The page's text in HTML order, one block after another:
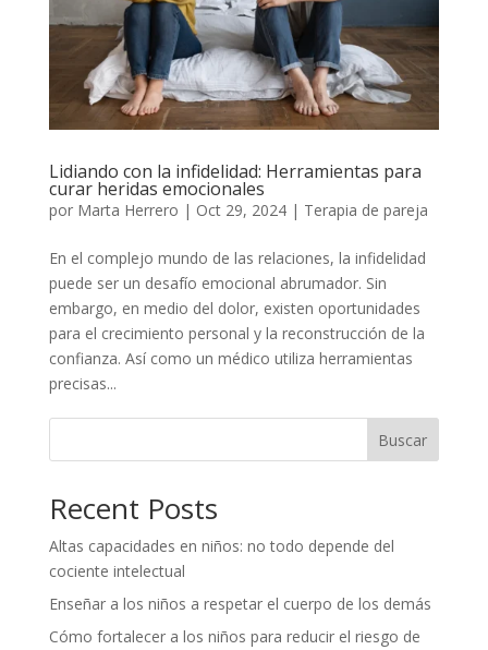
Lidiando con la infidelidad: Herramientas para
curar heridas emocionales
por Marta Herrero | Oct 29, 2024| Terapia de pareja
En el complejo mundo de las relaciones, la infidelidad
puede ser un desafío emocional abrumador. Sin
embargo, en medio del dolor, existen oportunidades
para el crecimiento personal y la reconstrucción de la
confianza. Así como un médico utiliza herramientas
precisas...
Buscar
Recent Posts
Altas capacidades en niños: no todo depende del
cociente intelectual
Enseñar a los niños a respetar el cuerpo de los demás
Cómo fortalecer a los niños para reducir el riesgo de